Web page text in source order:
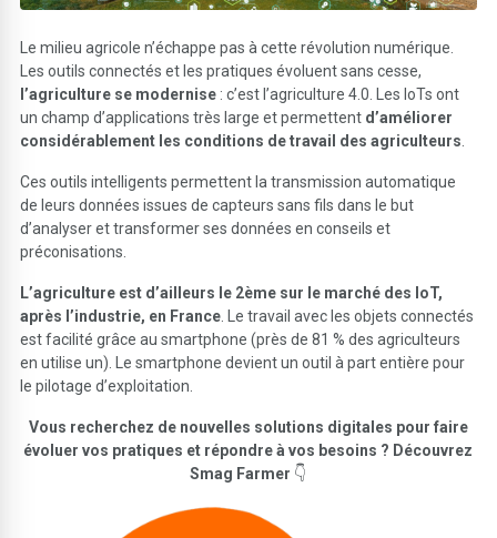
Le milieu agricole n’échappe pas à cette révolution numérique.
Les outils connectés et les pratiques évoluent sans cesse,
l’agriculture se modernise : c’est l’agriculture 4.0. Les IoTs ont
un champ d’applications très large et permettent d’améliorer
considérablement les conditions de travail des agriculteurs.
Ces outils intelligents permettent la transmission automatique
de leurs données issues de capteurs sans fils dans le but
d’analyser et transformer ses données en conseils et
préconisations.
L’agriculture est d’ailleurs le 2ème sur le marché des IoT,
après l’industrie, en France. Le travail avec les objets connectés
est facilité grâce au smartphone (près de 81 % des agriculteurs
en utilise un). Le smartphone devient un outil à part entière pour
le pilotage d’exploitation.
Vous recherchez de nouvelles solutions digitales pour faire
évoluer vos pratiques et répondre à vos besoins ? Découvrez
Smag Farmer 👇